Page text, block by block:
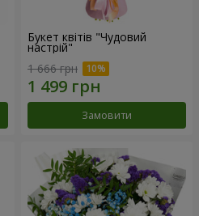
Букет квітів "Чудовий
настрій"
1 666 грн
Замовити